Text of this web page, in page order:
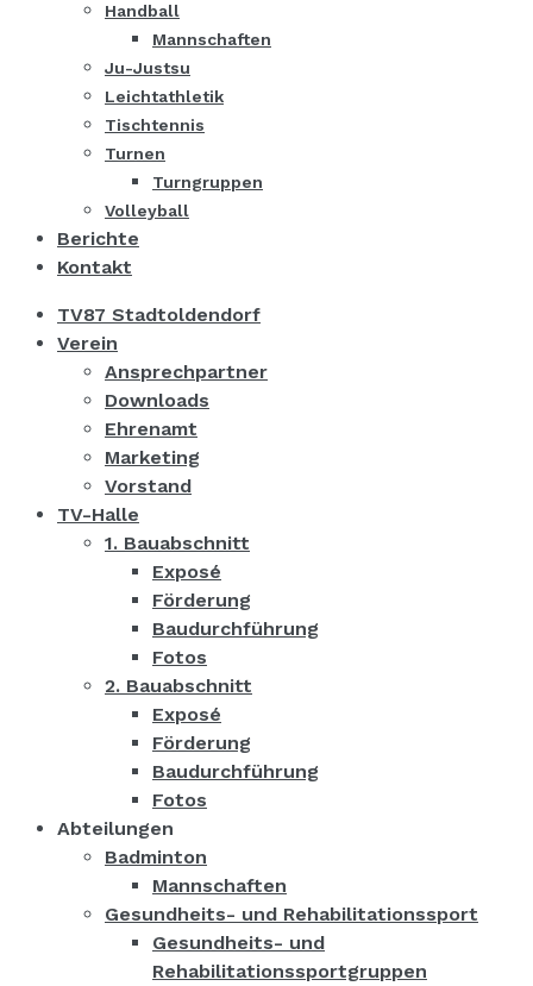
Handball
Mannschaften
Ju-Justsu
Leichtathletik
Tischtennis
Turnen
Turngruppen
Volleyball
Berichte
Kontakt
TV87 Stadtoldendorf
Verein
Ansprechpartner
Downloads
Ehrenamt
Marketing
Vorstand
TV-Halle
1. Bauabschnitt
Exposé
Förderung
Baudurchführung
Fotos
2. Bauabschnitt
Exposé
Förderung
Baudurchführung
Fotos
Abteilungen
Badminton
Mannschaften
Gesundheits- und Rehabilitationssport
Gesundheits- und
Rehabilitationssportgruppen